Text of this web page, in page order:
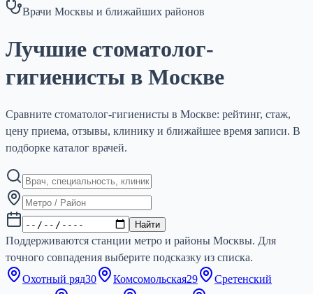
Врачи Москвы и ближайших районов
Лучшие стоматолог-
гигиенисты в Москве
Сравните стоматолог-гигиенисты в Москве: рейтинг, стаж,
цену приема, отзывы, клинику и ближайшее время записи. В
подборке каталог врачей.
Найти
Поддерживаются станции метро и районы Москвы. Для
точного совпадения выберите подсказку из списка.
Охотный ряд30 Комсомольская29
Сретенский